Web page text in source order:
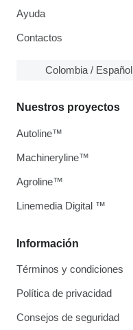
Ayuda
Contactos
Colombia / Español
Información
Términos y condiciones
Política de privacidad
Consejos de seguridad
Nuestros proyectos
Autoline™
Machineryline™
Agroline™
Linemedia Digital ™